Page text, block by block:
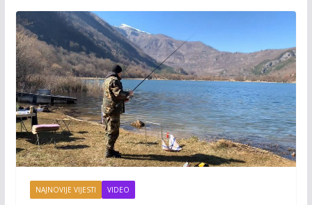
NAJNOVIJE VIJESTI VIDEO